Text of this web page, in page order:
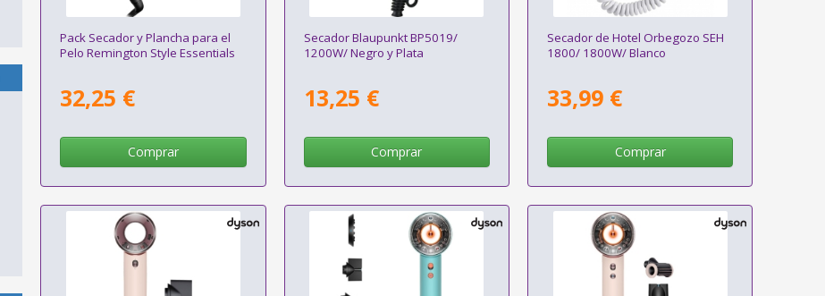
Pack Secador y Plancha para el
Pelo Remington Style Essentials
32,25 €
Comprar
Secador Blaupunkt BP5019/
1200W/ Negro y Plata
13,25 €
Comprar
Secador de Hotel Orbegozo SEH
1800/ 1800W/ Blanco
33,99 €
Comprar